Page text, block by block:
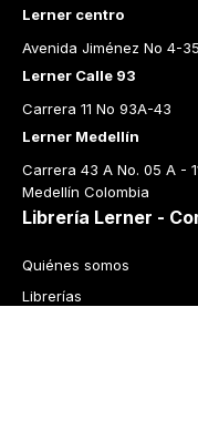
Lerner centro
Avenida Jiménez No 4-35
Lerner Calle 93
Carrera 11 No 93A-43
Lerner Medellín
Carrera 43 A No. 05 A -
Medellín Colombia
Librería Lerner -
Quiénes somos
Librerías